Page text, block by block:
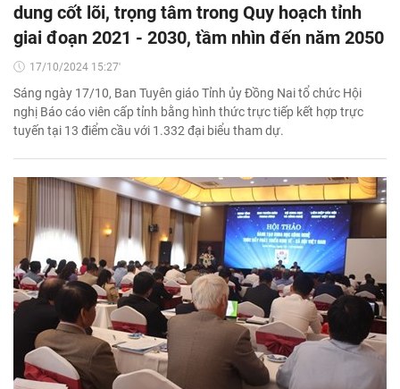
dung cốt lõi, trọng tâm trong Quy hoạch tỉnh
giai đoạn 2021 - 2030, tầm nhìn đến năm 2050
17/10/2024 15:27'
Sáng ngày 17/10, Ban Tuyên giáo Tỉnh ủy Đồng Nai tổ chức Hội
nghị Báo cáo viên cấp tỉnh bằng hình thức trực tiếp kết hợp trực
tuyến tại 13 điểm cầu với 1.332 đại biểu tham dự.